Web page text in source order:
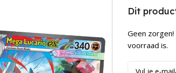
Dit
Geen
voorraad is.